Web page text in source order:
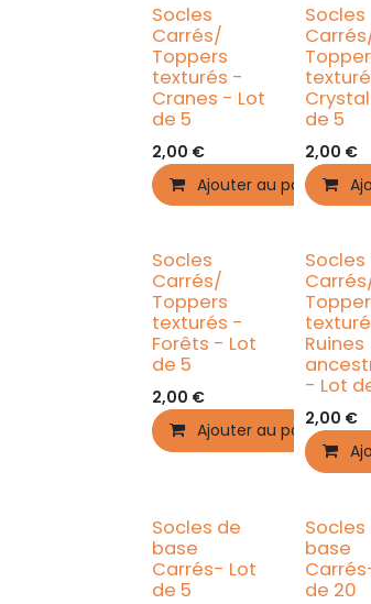
Socles
Carrés/
Toppers
texturés -
Cranes - Lot
de 5
2,00 €
Ajouter au panier
Socles
de 5
2,00 €
Socles
Carrés/
Toppers
texturés -
Forêts - Lot
de 5
2,00 €
Ajouter au panier
Socles
Ruines
- Lot
2,00 €
Socles de
base
Carrés- Lot
de 5
Socles
base
de 20